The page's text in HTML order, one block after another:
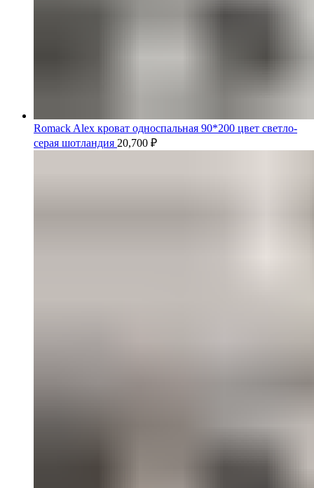
Romack Alex кроват односпальная 90*200 цвет светло-
серая шотландия 20,700 ₽